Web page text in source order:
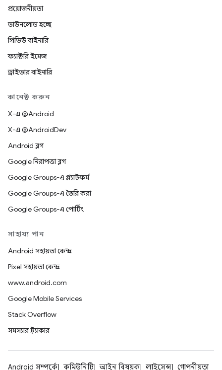
প্রয়োজনীয়তা
ডাউনলোড হচ্ছে
প্রিভিউ বাইনারি
ফ্যাক্টরি ইমেজ
ড্রাইভার বাইনারি
কানেক্ট করুন
X-এ @Android
X-এ @AndroidDev
Android ব্লগ
Google নিরাপত্তা ব্লগ
Google Groups-এ প্ল্যাটফর্ম
Google Groups-এ তৈরি করা
Google Groups-এ পোর্টিং
সাহায্য পান
Android সহায়তা কেন্দ্র
Pixel সহায়তা কেন্দ্র
www.android.com
Google Mobile Services
Stack Overflow
সমস্যার ট্র্যাকার
Android সম্পর্কে কমিউনিটি আইন বিষয়ক লাইসেন্স গোপনীয়তা